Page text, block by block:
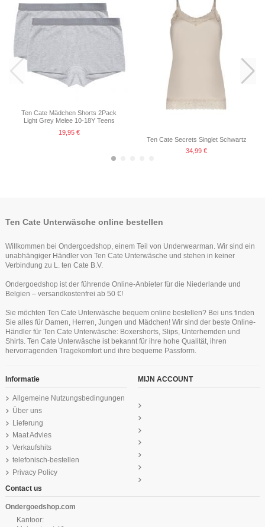
Ten Cate Mädchen Shorts 2Pack
Light Grey Melee 10-18Y Teens
19,95 €
Ten Cate Secrets Singlet Schwartz
34,99 €
Ten Cate Basics men classic shorts
2 pc black
33,99 €
Ten Cate Mädchen Shorts 2Pack
Light Grey Melee 10-18Y Teens
19,95 €
Ten Cate Thermo Damen T-Shirt
Longsleeve Schwartz
39,99 €
Ten Cate Secrets Short Schwartz
24,99 €
Ten Cate Secrets Spaghetti Shirt
Taupe
29,99 €
Ten Cate Basics women T-shirt white
24,99 €
Ten Cate Secrets Singlet Dunkelblau
29,99 €
Ten Cate Basics shape high waist
white
24,99 €
Ten Cate Unterwäsche online bestellen
Willkommen bei Ondergoedshop, einem Teil von Underwearman. Wir sind ein
unabhängiger Händler von Ten Cate Unterwäsche und stehen in keiner
Verbindung zu L. ten Cate B.V.
Ondergoedshop ist der führende Online-Anbieter für die Niederlande und
Belgien – versandkostenfrei ab 50 €!
Sie möchten Ten Cate Unterwäsche bequem online bestellen? Bei uns finden
Sie alles für Damen, Herren, Jungen und Mädchen! Wir sind der beste Online-
Händler für Ten Cate Unterwäsche: Boxershorts, Slips, Unterhemden und
Shirts. Ten Cate Unterwäsche ist bekannt für ihre hohe Qualität, ihren
hervorragenden Tragekomfort und ihre bequeme Passform.
Informatie
Allgemeine Nutzungsbedingungen
Über uns
Lieferung
Maat Advies
Verkaufshits
telefonisch-bestellen
Privacy Policy
MIJN ACCOUNT
Contact us
Ondergoedshop.com
Kantoor: